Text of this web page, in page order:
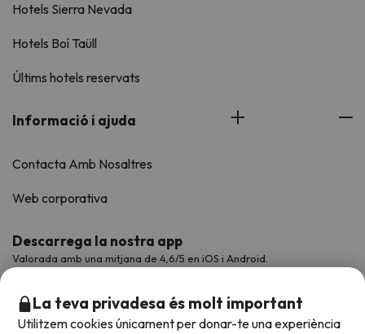
Hotels Sierra Nevada
Hotels Boí Taüll
Últims hotels reservats
Informació i ajuda
Contacta Amb Nosaltres
Web corporativa
Descarrega la nostra app
Valorada amb una mitjana de 4,6/5 en iOS i Android.
La teva privadesa és molt important
Utilitzem cookies únicament per donar-te una experiència